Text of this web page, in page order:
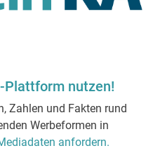
Plattform nutzen!
Zahlen und Fakten rund
Werbeformen in
anfordern.